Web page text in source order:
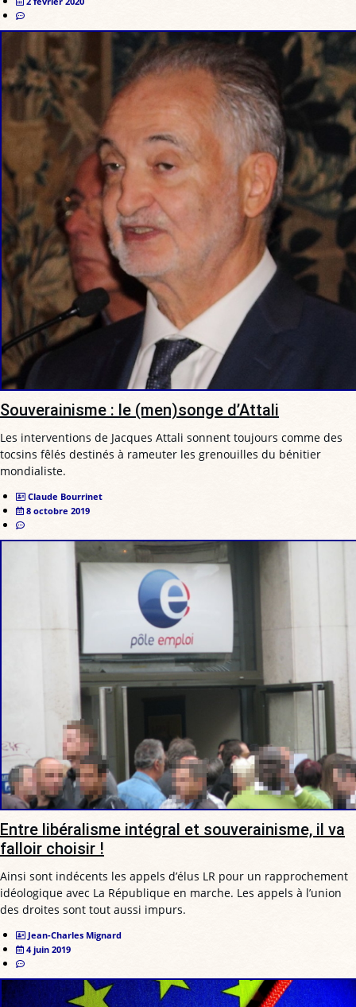
Souverainisme : le (men)songe d’Attali
Les interventions de Jacques Attali sonnent toujours comme des
tocsins fêlés destinés à rameuter les grenouilles du bénitier
mondialiste.
Claude Bourrinet
8 octobre 2019
Entre libéralisme intégral et souverainisme, il va
falloir choisir !
Ainsi sont indécents les appels d’élus LR pour un rapprochement
idéologique avec La République en marche. Les appels à l’union
des droites sont tout aussi impurs.
Jean-Charles Mignard
4 juin 2019